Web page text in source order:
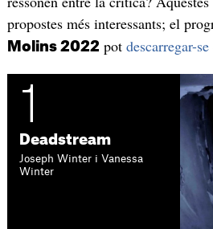
propostes més interessants; el
Molins 2022 pot descarregar-
1
Deadstream
Joseph Winter i Vanessa
Winter